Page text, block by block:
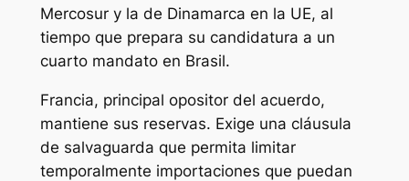
Mercosur y la de Dinamarca en la UE, al
tiempo que prepara su candidatura a un
cuarto mandato en Brasil.
Francia, principal opositor del acuerdo,
mantiene sus reservas. Exige una cláusula
de salvaguarda que permita limitar
temporalmente importaciones que puedan